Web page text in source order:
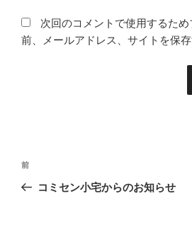
次回のコメントで使用するた
前、メールアドレス、サイトを保存
投
ナ
前
の
前
コミセン小宅からのお知らせ